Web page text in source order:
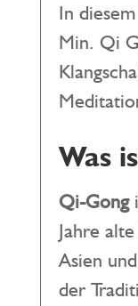
In
Min. Qi
Was
Qi-Gong
Jahre
Asien
der